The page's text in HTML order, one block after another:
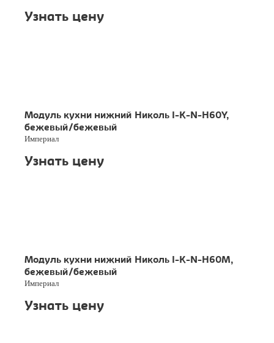
Узнать цену
Модуль кухни нижний Николь I-K-N-H60Y,
бежевый/бежевый
Империал
Узнать цену
Модуль кухни нижний Николь I-K-N-H60M,
бежевый/бежевый
Империал
Узнать цену